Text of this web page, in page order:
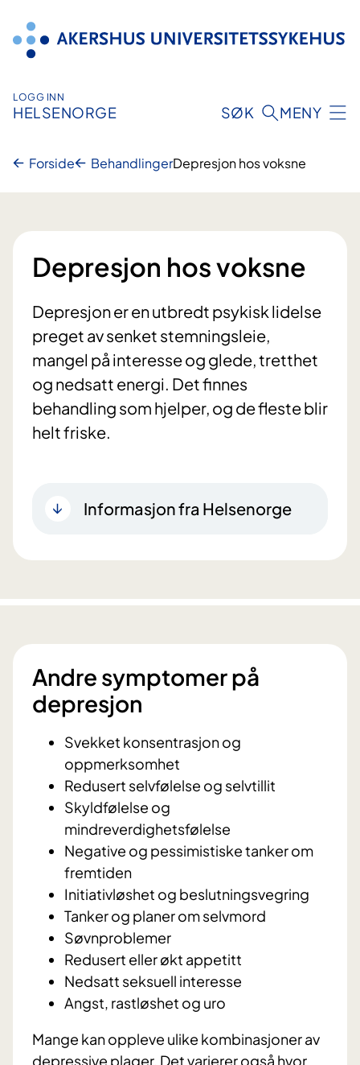
innhold
LOGG INN
HELSENORGE SØK MENY
Forside BehandlingerDepresjon hos voksne
Depresjon hos voksne
Depresjon er en utbredt psykisk lidelse
preget av senket stemningsleie,
mangel på interesse og glede, tretthet
og nedsatt energi. Det finnes
behandling som hjelper, og de fleste blir
helt friske.
Informasjon fra Helsenorge
Andre symptomer på
depresjon
Svekket konsentrasjon og
oppmerksomhet
Redusert selvfølelse og selvtillit
Skyldfølelse og
mindreverdighetsfølelse
Negative og pessimistiske tanker om
fremtiden
Initiativløshet og beslutningsvegring
Tanker og planer om selvmord
Søvnproblemer
Redusert eller økt appetitt
Nedsatt seksuell interesse
Angst, rastløshet og uro
Mange kan oppleve ulike kombinasjoner av
depressive plager. Det varierer også hvor